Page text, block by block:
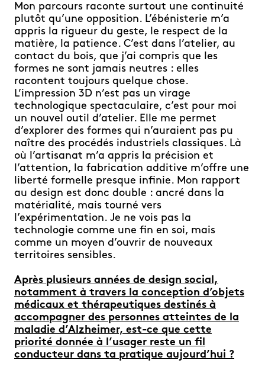
Mon parcours raconte surtout une continuité
plutôt qu’une opposition. L’ébénisterie m’a
appris la rigueur du geste, le respect de la
matière, la patience. C’est dans l’atelier, au
contact du bois, que j’ai compris que les
formes ne sont jamais neutres : elles
racontent toujours quelque chose.
L’impression 3D n’est pas un virage
technologique spectaculaire, c’est pour moi
un nouvel outil d’atelier. Elle me permet
d’explorer des formes qui n’auraient pas pu
naître des procédés industriels classiques. Là
où l’artisanat m’a appris la précision et
l’attention, la fabrication additive m’offre une
liberté formelle presque infinie. Mon rapport
au design est donc double : ancré dans la
matérialité, mais tourné vers
l’expérimentation. Je ne vois pas la
technologie comme une fin en soi, mais
comme un moyen d’ouvrir de nouveaux
territoires sensibles.
Après plusieurs années de design social,
notamment à travers la conception d’objets
médicaux et thérapeutiques destinés à
accompagner des personnes atteintes de la
maladie d’Alzheimer, est-ce que cette
priorité donnée à l’usager reste un fil
conducteur dans ta pratique aujourd’hui ?